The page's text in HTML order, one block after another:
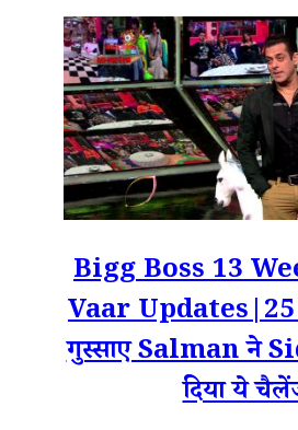
Bigg Boss 13
Vaar Updates|25
गुस्साए Salman ने
दिया ये